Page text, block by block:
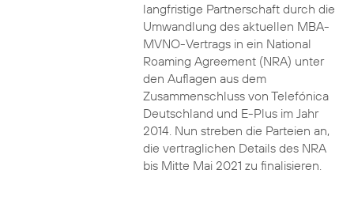
langfristige Partnerschaft durch die
Umwandlung des aktuellen MBA-
MVNO-Vertrags in ein National
Roaming Agreement (NRA) unter
den Auflagen aus dem
Zusammenschluss von Telefónica
Deutschland und E-Plus im Jahr
2014. Nun streben die Parteien an,
die vertraglichen Details des NRA
bis Mitte Mai 2021 zu finalisieren.